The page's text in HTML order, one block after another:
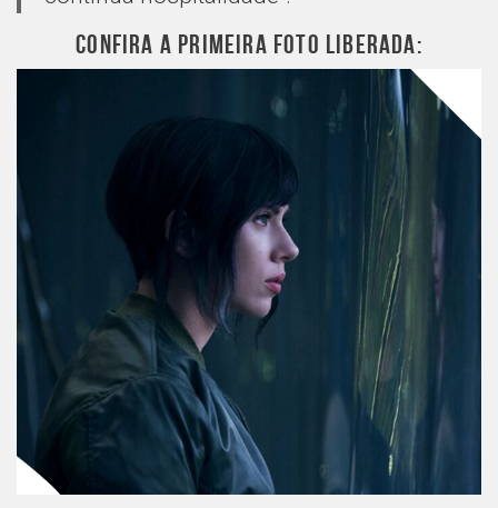
CONFIRA A PRIMEIRA FOTO LIBERADA: